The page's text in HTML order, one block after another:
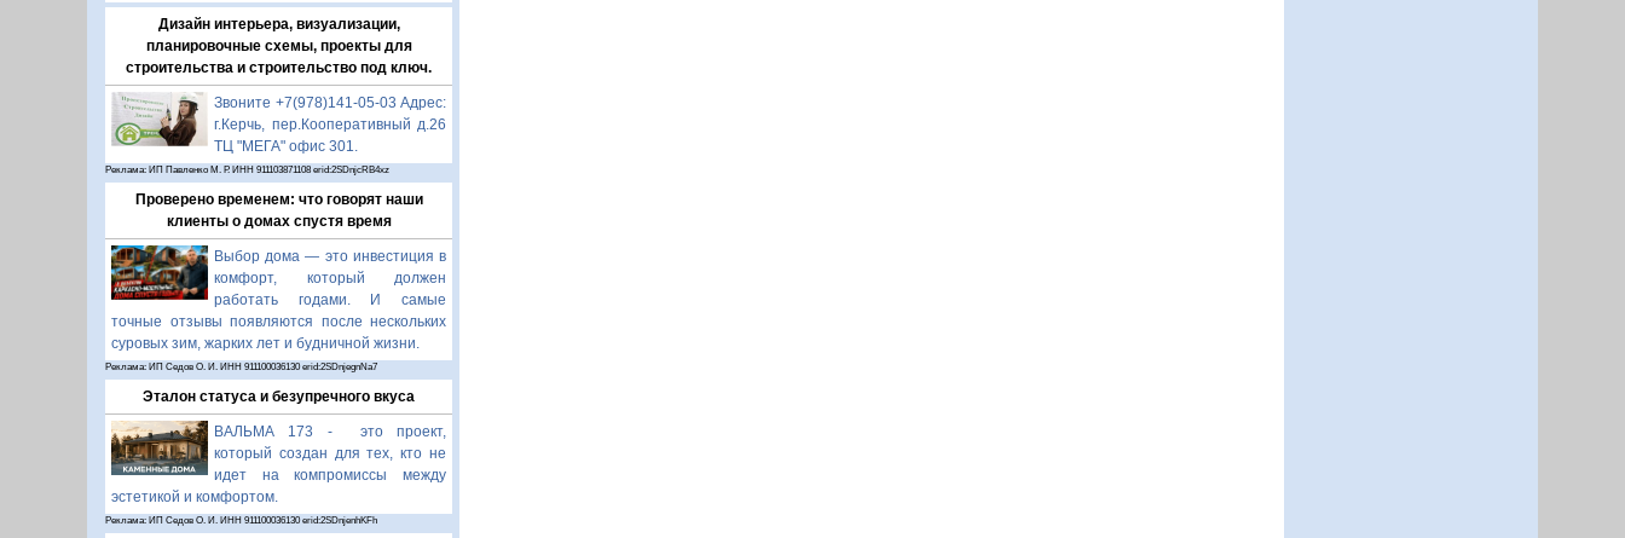
Дизайн интерьера, визуализации,
планировочные схемы, проекты для
строительства и строительство под ключ.
Звоните +7(978)141-05-03 Адрес:
г.Керчь, пер.Кооперативный д.26
ТЦ "МЕГА" офис 301.
Реклама: ИП Павленко М. Р. ИНН 911103871108 erid:2SDnjcRB4xz
Проверено временем: что говорят наши
клиенты о домах спустя время
Выбор дома — это инвестиция в
комфорт, который должен
работать годами. И самые
точные отзывы появляются после нескольких
суровых зим, жарких лет и будничной жизни.
Реклама: ИП Седов О. И. ИНН 911100036130 erid:2SDnjegnNa7
Эталон статуса и безупречного вкуса
ВАЛЬМА 173 - это проект,
который создан для тех, кто не
идет на компромиссы между
эстетикой и комфортом.
Реклама: ИП Седов О. И. ИНН 911100036130 erid:2SDnjenhKFh